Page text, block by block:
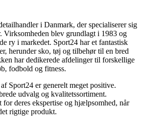
i Danmark, der specialiserer sig
Virksomheden blev grundlagt i 1983 og
ry i markedet. Sport24 har et fantastisk
herunder sko, tøj og tilbehør til en bred
har dedikerede afdelinger til forskellige
fodbold og fitness.
Sport24 er generelt meget positive.
udvalg og kvalitetssortiment.
for deres ekspertise og hjælpsomhed, når
rigtige produkt.